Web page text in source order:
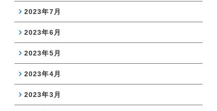
2023年7月
2023年6月
2023年5月
2023年4月
2023年3月